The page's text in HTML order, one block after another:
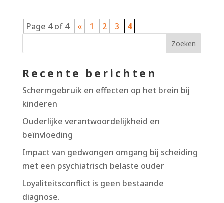
Page 4 of 4 « 1 2 3 4
Recente berichten
Schermgebruik en effecten op het brein bij
kinderen
Ouderlijke verantwoordelijkheid en
beïnvloeding
Impact van gedwongen omgang bij scheiding
met een psychiatrisch belaste ouder
Loyaliteitsconflict is geen bestaande
diagnose.